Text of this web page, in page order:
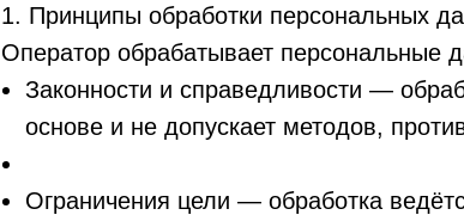
1. Принципы обработки персональных
Оператор обрабатывает персональные
Законности и справедливости —
основе и не допускает методов,
Ограничения цели — обработка